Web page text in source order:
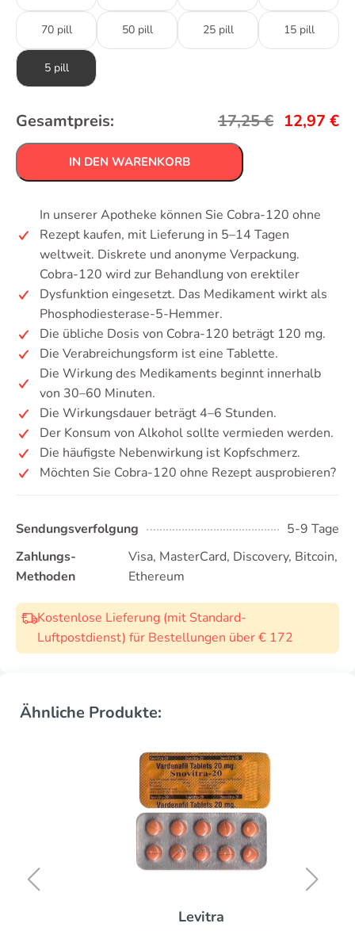
70 pill 50 pill 25 pill 15 pill
5 pill
Gesamtpreis: 17,25€ 12,97 €
IN DEN WARENKORB
In unserer Apotheke können Sie Cobra-120 ohne
Rezept kaufen, mit Lieferung in 5–14 Tagen
weltweit. Diskrete und anonyme Verpackung.
Cobra-120 wird zur Behandlung von erektiler
Dysfunktion eingesetzt. Das Medikament wirkt als
Phosphodiesterase-5-Hemmer.
Die übliche Dosis von Cobra-120 beträgt 120 mg.
Die Verabreichungsform ist eine Tablette.
Die Wirkung des Medikaments beginnt innerhalb
von 30–60 Minuten.
Die Wirkungsdauer beträgt 4–6 Stunden.
Der Konsum von Alkohol sollte vermieden werden.
Die häufigste Nebenwirkung ist Kopfschmerz.
Möchten Sie Cobra-120 ohne Rezept ausprobieren?
Sendungsverfolgung
5-9 Tage
Zahlungs-
Methoden
Visa, MasterCard, Discovery, Bitcoin,
Ethereum
Kostenlose Lieferung (mit Standard-
Luftpostdienst) für Bestellungen über € 172
Ähnliche Produkte:
Levitra